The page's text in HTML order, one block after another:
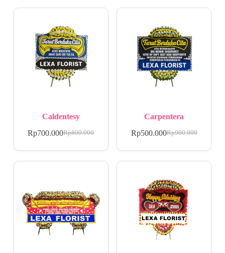
Caldentesy
Rp800.000
Rp700.000
Carpentera
Rp900.000
Rp500.000